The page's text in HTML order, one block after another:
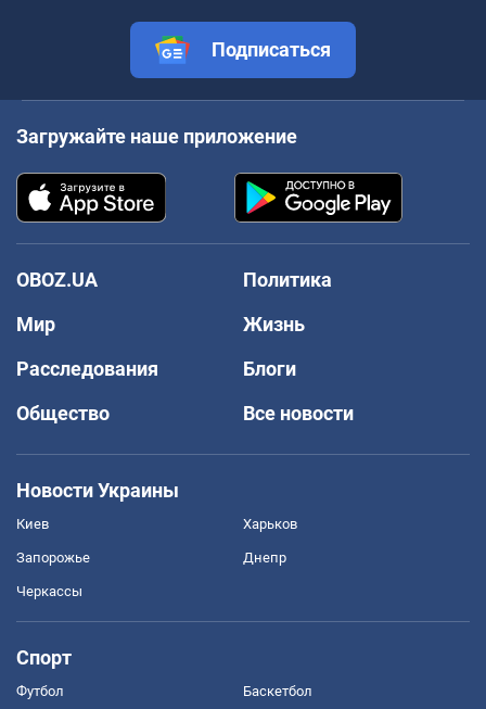
Подписаться
Загружайте наше приложение
OBOZ.UA
Политика
Мир
Жизнь
Расследования
Блоги
Общество
Все новости
Новости Украины
Киев Харьков
Запорожье Днепр
Черкассы
Спорт
Футбол Баскетбол